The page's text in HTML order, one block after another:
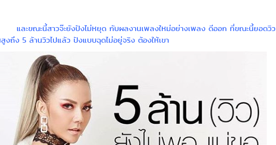
และขณะนี้สาวจ๊ะยังปังไม่หยุด กับผลงานเพลงใหม่อย่างเพลง ดีออก ที่ขณะนี้ยอดวิว
งถึง 5 ล้านวิวไปแล้ว ปังแบบฉุดไม่อยู่จริง ต้องให้เขา